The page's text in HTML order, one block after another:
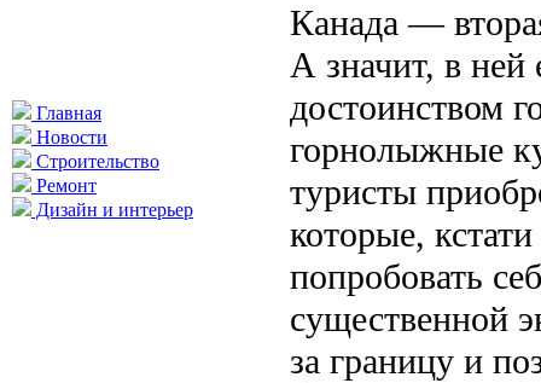
Главная
Новости
Строительство
Ремонт
Дизайн и интерьер
Канада —
А значит, в ней
достоинством
горнолыжные
туристы
которые,
попробовать
существенной
за границу и